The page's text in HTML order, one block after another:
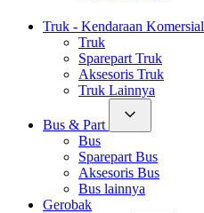
Truk - Kendaraan Komersial
Truk
Sparepart Truk
Aksesoris Truk
Truk Lainnya
Bus & Part
Bus
Sparepart Bus
Aksesoris Bus
Bus lainnya
Gerobak